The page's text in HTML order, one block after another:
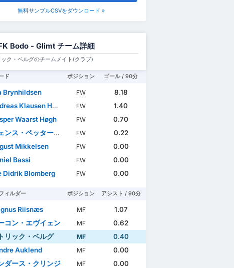
無料サンプルCSVをダウンロード »
Bodo - Glimt チーム詳細
ク・ベルグのチームメイト(クラブ)
ド ポジション ゴール / 90分
Brynhildsen FW
8.18
Klausen Helmersen
FW
1.40
Waarst Høgh
FW
0.70
ス・ペッター・ハウゲ
FW
0.22
Mikkelsen
FW
0.00
Bassi
FW
0.00
Didrik Blomberg
FW 0.00
ィルダー ポジション アシスト / 90分
Riisnæs MF
1.07
コン・エヴイェン
MF
0.62
リック・ベルグ
MF
0.40
Auklend
MF
0.00
ダース・クリンジ
MF
0.00